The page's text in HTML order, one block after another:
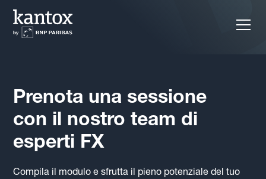
Prenota una sessione
con il nostro team di
esperti FX
Compila il modulo e sfrutta il pieno potenziale del tuo